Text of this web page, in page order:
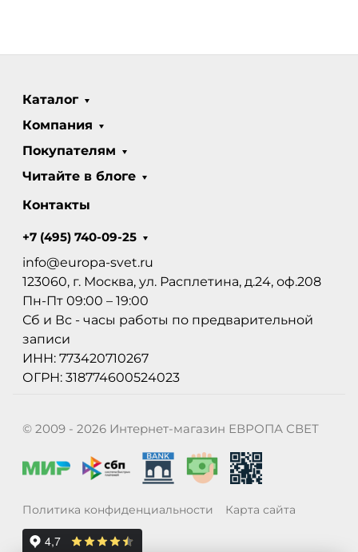
Каталог
Компания
Покупателям
Читайте в блоге
Контакты
+7 (495) 740-09-25
info@europa-svet.ru
123060, г. Москва, ул. Расплетина, д.24, оф.208
Пн-Пт 09:00 – 19:00
Сб и Вс - часы работы по предварительной
записи
ИНН: 773420710267
ОГРН: 318774600524023
© 2009 - 2026 Интернет-магазин ЕВРОПА СВЕТ
Политика конфиденциальности Карта сайта